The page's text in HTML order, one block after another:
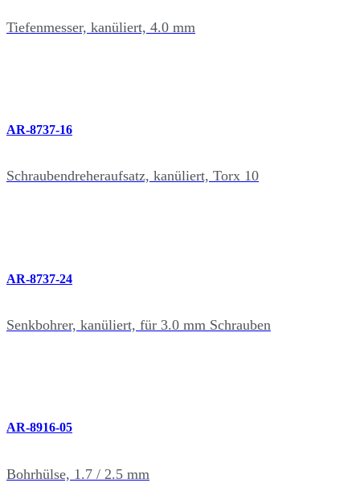
Tiefenmesser, kanüliert, 4.0 mm
AR-8737-16
Schraubendreheraufsatz, kanüliert, Torx 10
AR-8737-24
Senkbohrer, kanüliert, für 3.0 mm Schrauben
AR-8916-05
Bohrhülse, 1.7 / 2.5 mm